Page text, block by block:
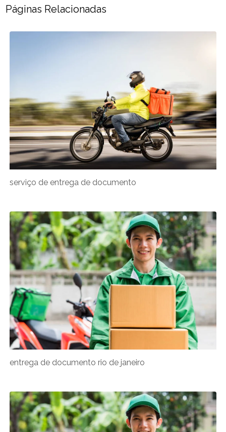
Páginas Relacionadas
serviço de entrega de documento
entrega de documento rio de janeiro